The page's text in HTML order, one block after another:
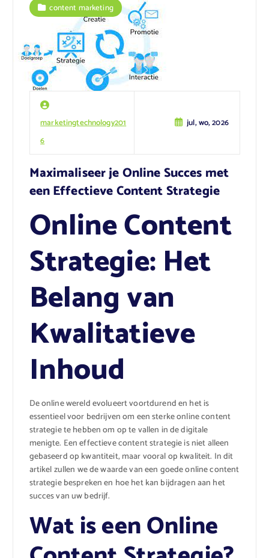
marketingtechnology201
6
jul, wo, 2026
content marketing
Maximaliseer je Online Succes met
een Effectieve Content Strategie
Online Content
Strategie: Het
Belang van
Kwalitatieve
Inhoud
De online wereld evolueert voortdurend en het is
essentieel voor bedrijven om een sterke online content
strategie te hebben om op te vallen in de digitale
menigte. Een effectieve content strategie is niet alleen
gebaseerd op kwantiteit, maar vooral op kwaliteit. In dit
artikel zullen we de waarde van een goede online content
strategie bespreken en hoe het kan bijdragen aan het
succes van uw bedrijf.
Wat is een Online